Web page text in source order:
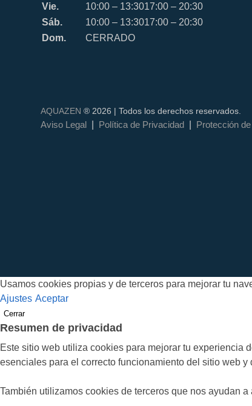
Vie.
10:00 – 13:3017:00 – 20:30
Sáb.
10:00 – 13:3017:00 – 20:30
Dom.
CERRADO
AQUAZEN ® 2026 | Todos los derechos reservados.
Aviso Legal
Política de Privacidad Protección
Usamos cookies propias y de terceros para mejorar tu
Ajustes Aceptar
Cerrar
Resumen de privacidad
Este sitio web utiliza cookies para mejorar tu experiencia
esenciales para el correcto funcionamiento del sitio web
También utilizamos cookies de terceros que nos ayudan